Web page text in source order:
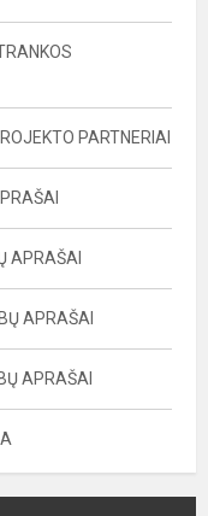
PARTNERIAI
APRAŠAI
APRAŠAI
APRAŠAI